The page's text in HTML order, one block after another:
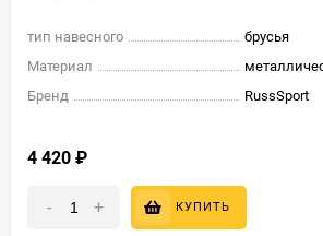
тип навесного
брусья
Материал
Бренд
RussSport
4 420
- + КУПИТЬ